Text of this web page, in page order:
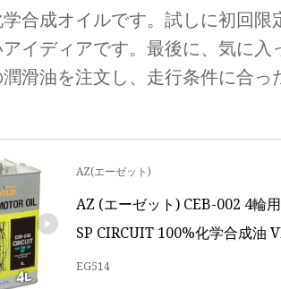
学合成オイルです。試しに初回限
イディアです。最後に、気に入
滑油を注文し、走行条件に合っ
AZ(エーゼット)
AZ (エーゼット) CEB-002 4輪
SP CIRCUIT 100%化学合成油
EG514